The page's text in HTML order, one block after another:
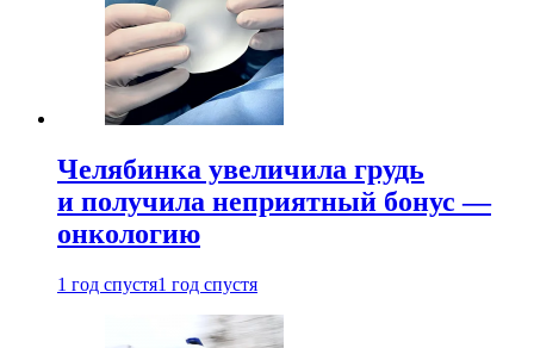
Челябинка увеличила грудь
и получила неприятный бонус —
онкологию
1 год спустя1 год спустя